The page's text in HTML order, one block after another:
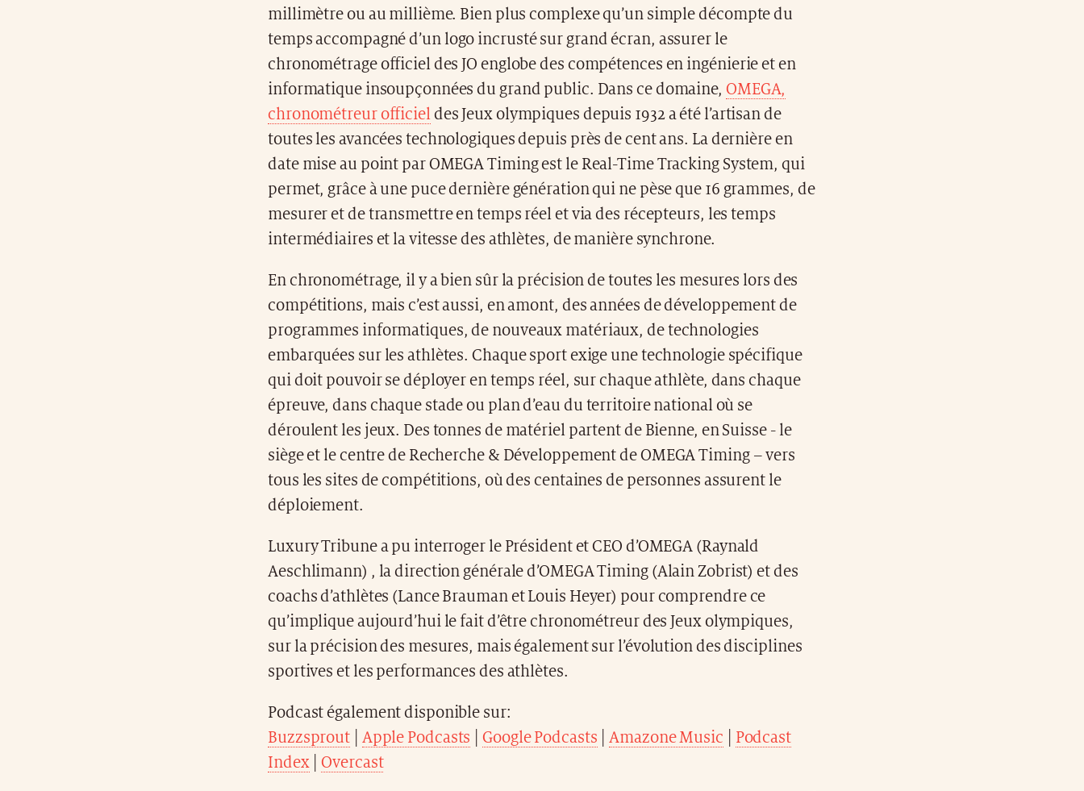
millimètre ou au millième. Bien plus complexe qu’un simple décompte du
temps accompagné d’un logo incrusté sur grand écran, assurer le
chronométrage officiel des JO englobe des compétences en ingénierie et en
informatique insoupçonnées du grand public. Dans ce domaine, OMEGA,
chronométreur officieldes Jeux olympiques depuis 1932 a été l’artisan de
toutes les avancées technologiques depuis près de cent ans. La dernière en
date mise au point par OMEGA Timing est le Real-Time Tracking System, qui
permet, grâce à une puce dernière génération qui ne pèse que 16 grammes, de
mesurer et de transmettre en temps réel et via des récepteurs, les temps
intermédiaires et la vitesse des athlètes, de manière synchrone.
En chronométrage, il y a bien sûr la précision de toutes les mesures lors des
compétitions, mais c’est aussi, en amont, des années de développement de
programmes informatiques, de nouveaux matériaux, de technologies
embarquées sur les athlètes. Chaque sport exige une technologie spécifique
qui doit pouvoir se déployer en temps réel, sur chaque athlète, dans chaque
épreuve, dans chaque stade ou plan d’eau du territoire national où se
déroulent les jeux. Des tonnes de matériel partent de Bienne, en Suisse - le
siège et le centre de Recherche & Développement de OMEGA Timing – vers
tous les sites de compétitions, où des centaines de personnes assurent le
déploiement.
Luxury Tribune a pu interroger le Président et CEO d’OMEGA (Raynald
Aeschlimann) , la direction générale d’OMEGA Timing (Alain Zobrist) et des
coachs d’athlètes (Lance Brauman et Louis Heyer) pour comprendre ce
qu’implique aujourd’hui le fait d’être chronométreur des Jeux olympiques,
sur la précision des mesures, mais également sur l’évolution des disciplines
sportives et les performances des athlètes.
Podcast également disponible sur:
Buzzsprout
Apple Podcasts |Google Podcasts |Amazone Music
Podcast
Index|Overcast